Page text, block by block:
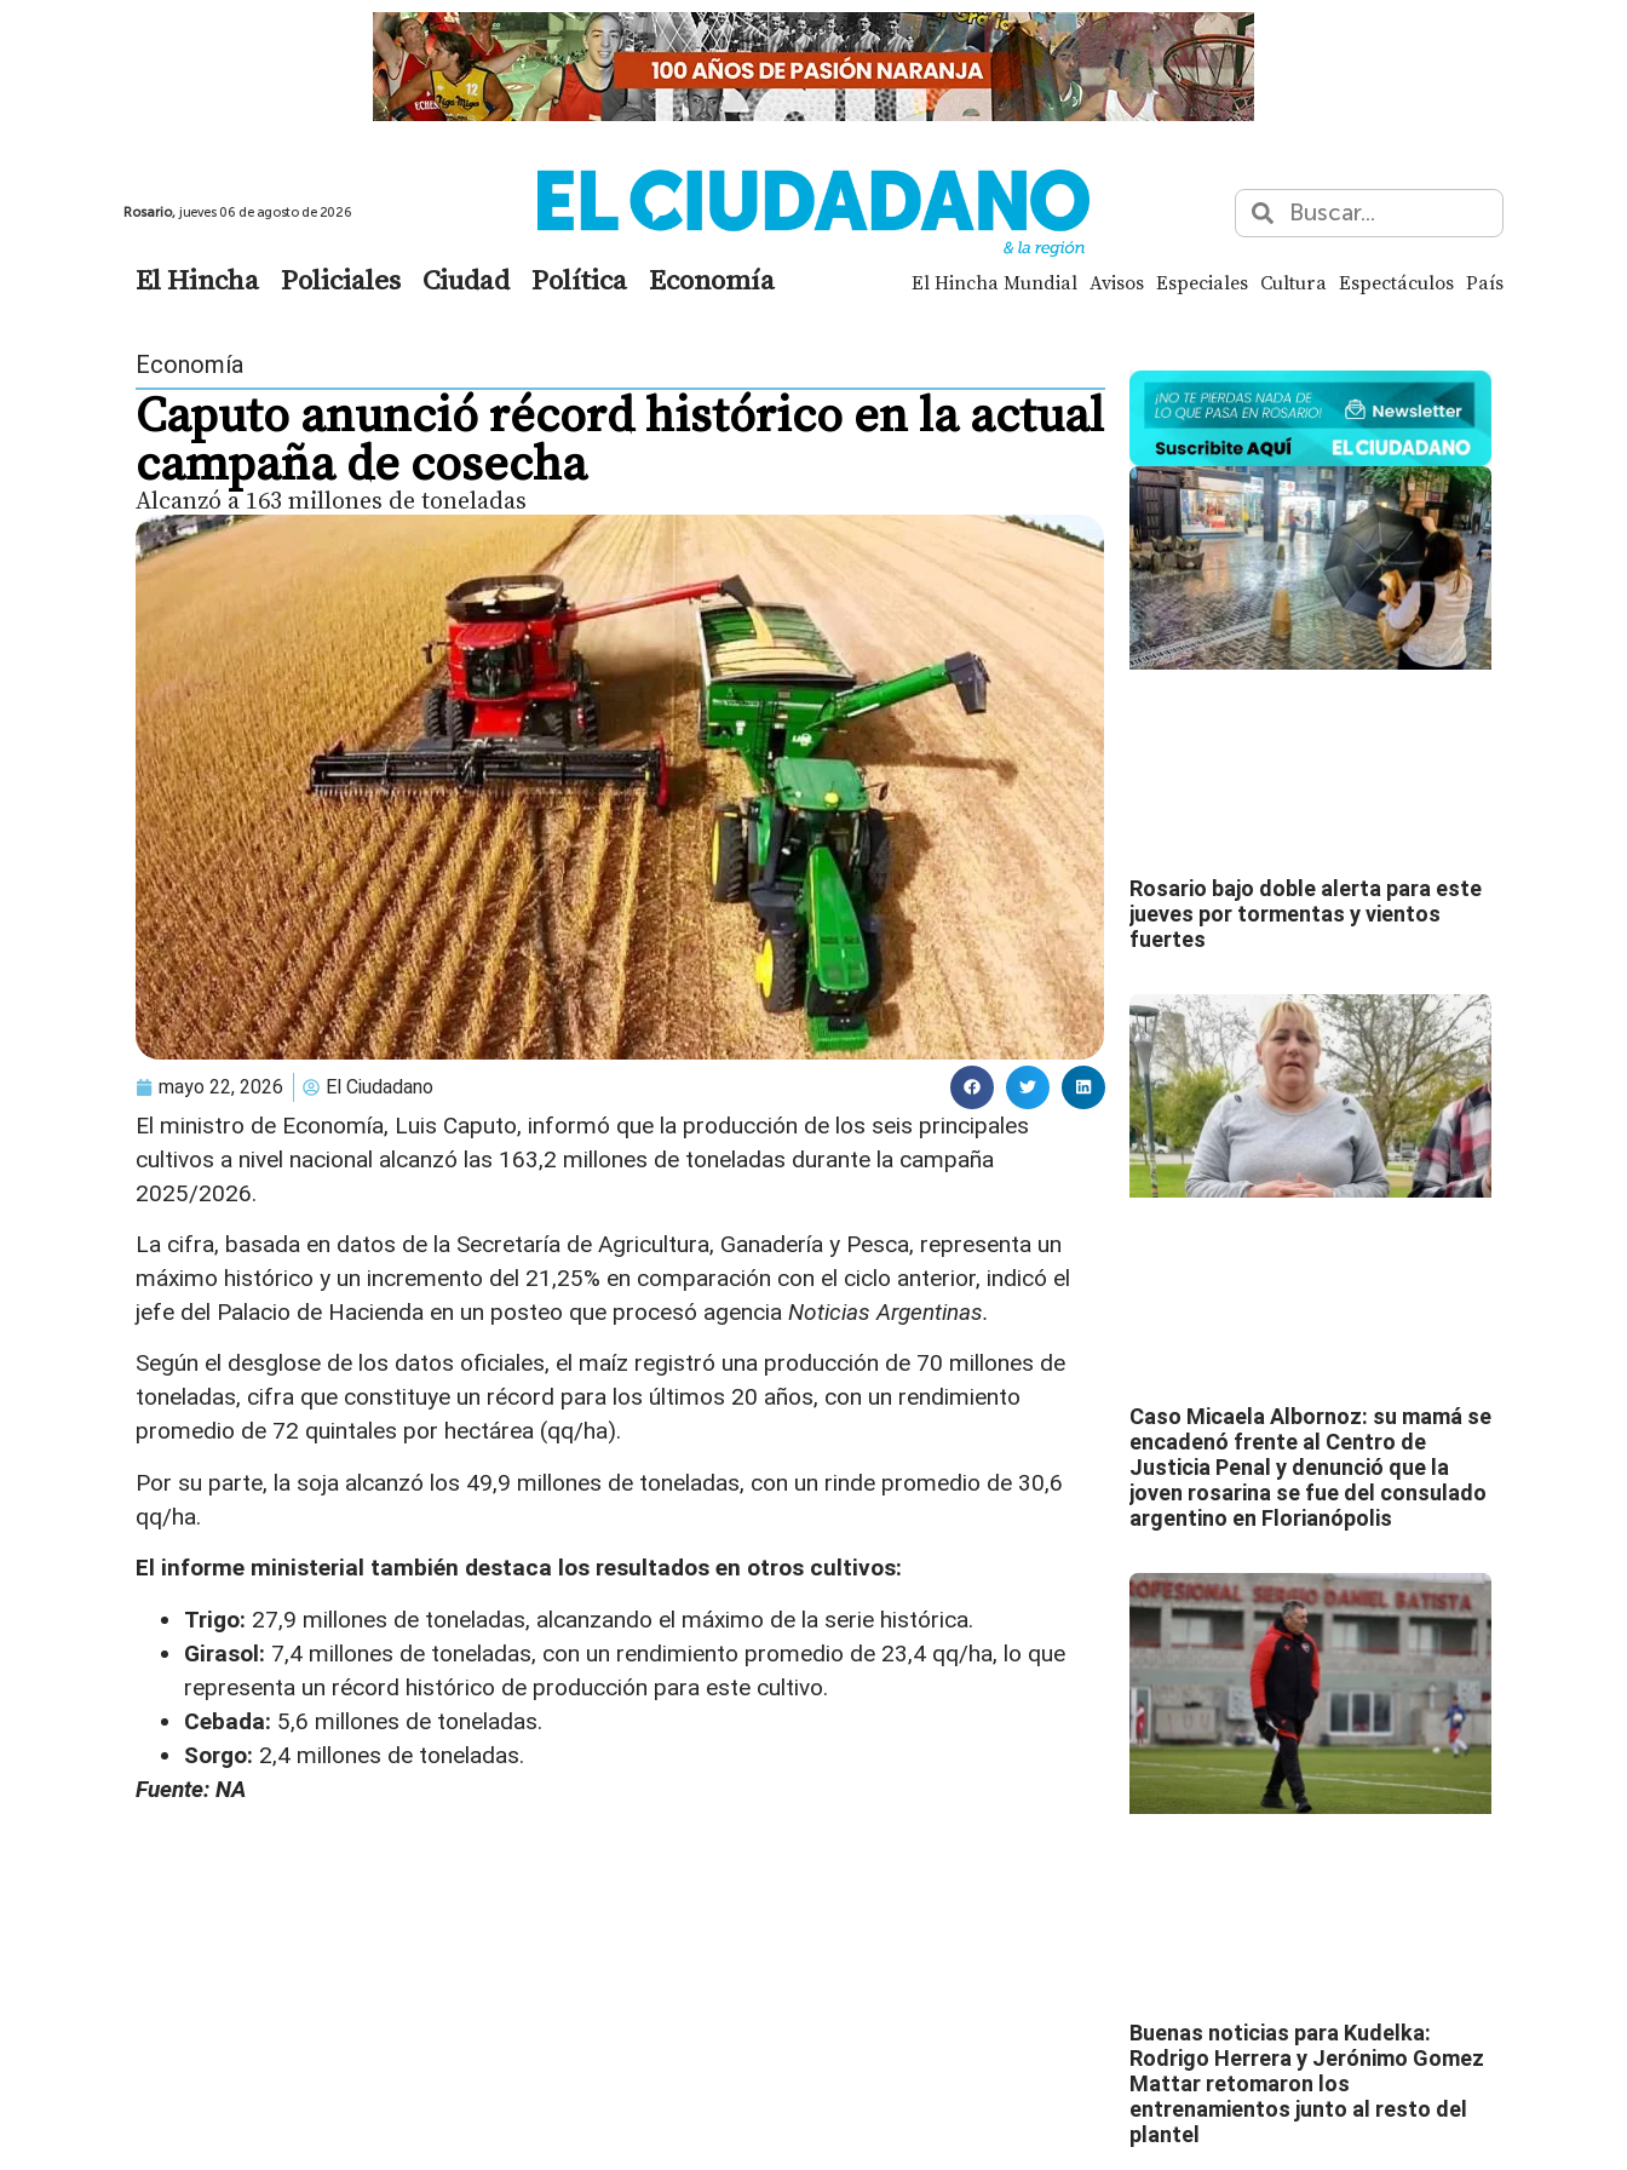
Rosario, jueves 06 de agosto de 2026
El Hincha Policiales Ciudad Política Economía El Hincha Mundial Avisos Especiales Cultura Espectáculos País
Economía
Caputo anunció récord histórico en la actual
campaña de cosecha
Alcanzó a 163 millones de toneladas
mayo 22, 2026 El Ciudadano
El ministro de Economía, Luis Caputo, informó que la producción de los seis principales
cultivos a nivel nacional alcanzó las 163,2 millones de toneladas durante la campaña
2025/2026.
La cifra, basada en datos de la Secretaría de Agricultura, Ganadería y Pesca, representa un
máximo histórico y un incremento del 21,25% en comparación con el ciclo anterior, indicó el
jefe del Palacio de Hacienda en un posteo que procesó agencia Noticias Argentinas.
Según el desglose de los datos oficiales, el maíz registró una producción de 70 millones de
toneladas, cifra que constituye un récord para los últimos 20 años, con un rendimiento
promedio de 72 quintales por hectárea (qq/ha).
Por su parte, la soja alcanzó los 49,9 millones de toneladas, con un rinde promedio de 30,6
qq/ha.
El informe ministerial también destaca los resultados en otros cultivos:
Trigo: 27,9 millones de toneladas, alcanzando el máximo de la serie histórica.
Girasol: 7,4 millones de toneladas, con un rendimiento promedio de 23,4 qq/ha, lo que
representa un récord histórico de producción para este cultivo.
Cebada: 5,6 millones de toneladas.
Sorgo: 2,4 millones de toneladas.
Fuente: NA
Rosario bajo doble alerta para este
jueves por tormentas y vientos
fuertes
Caso Micaela Albornoz: su mamá se
encadenó frente al Centro de
Justicia Penal y denunció que la
joven rosarina se fue del consulado
argentino en Florianópolis
Buenas noticias para Kudelka:
Rodrigo Herrera y Jerónimo Gomez
Mattar retomaron los
entrenamientos junto al resto del
plantel